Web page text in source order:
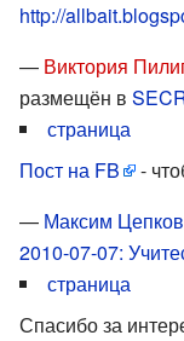
http://
— Виктория
размещён в
страница
Пост на FB
-
— Максим Цепков
2010-07-07:
страница
Спасибо за